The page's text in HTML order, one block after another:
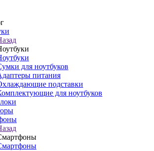
для ноутбуков
питания
подставки
для ноутбуков